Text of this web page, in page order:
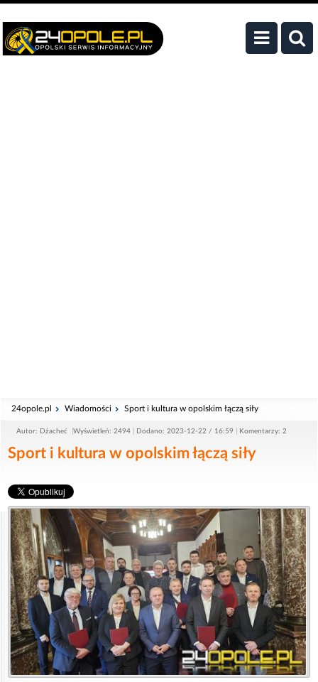
24opole.pl Wiadomości Sport i kultura w opolskim łączą siły
Autor: Dżacheć Wyświetleń: 2494 Dodano: 2023-12-22 / 16:59 Komentarzy: 2
Sport i kultura w opolskim łączą siły